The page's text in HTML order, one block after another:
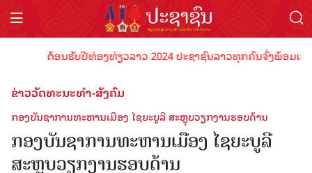
ຕ້ອນຮັບປີທ່ອງທ່ຽວລາວ 2024 ປະຊາຊົນລາວທຸກຄົນຈົ່ງພ້ອມເປັນ
ຂ່າວວັດທະນະທຳ-ສັງຄົມ
ກອງບັນຊາການທະຫານເມືອງ ໄຊຍະບູລີ ສະຫຼຸບວຽກງານຮອບດ້ານ
ກອງບັນຊາການທະຫານເມືອງ ໄຊຍະບູລີ
ສະຫຼຸບວຽກງານຮອບດ້ານ